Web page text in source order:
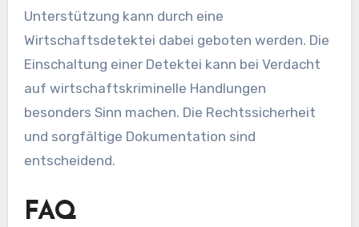
Unterstützung kann durch eine
Wirtschaftsdetektei dabei geboten werden. Die
Einschaltung einer Detektei kann bei Verdacht
auf wirtschaftskriminelle Handlungen
besonders Sinn machen. Die Rechtssicherheit
und sorgfältige Dokumentation sind
entscheidend.
FAQ